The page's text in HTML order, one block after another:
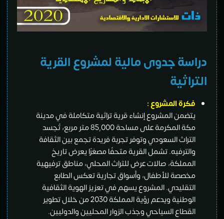
دراسة جدوى مالية لمشروعالقرية
التراثية
فكرة المشروع :
يتضمن المشروع إنشاء قرية تراثية متكاملة في مدينة
مكة المكرمة على مساحة 85,000 متر مربع، تُجسد
التراث السعودي وتوفر تجربة فريدة تجمع بين الثقافة
والترفيه. تشمل القرية متحفًا مصغرًا يعرض تاريخ
المملكة، صالات عرض للتراث المحلي، مناطق ترفيهية
مخصصة للأطفال، وأسواق تجارية تعكس الطابع
التقليدي. المشروع يسهم في تعزيز الهوية الثقافية
الوطنية ويدعم رؤية المملكة 2030 من خلال تطوير
القطاع السياحي وجذب الزوار المحليين والدوليين.